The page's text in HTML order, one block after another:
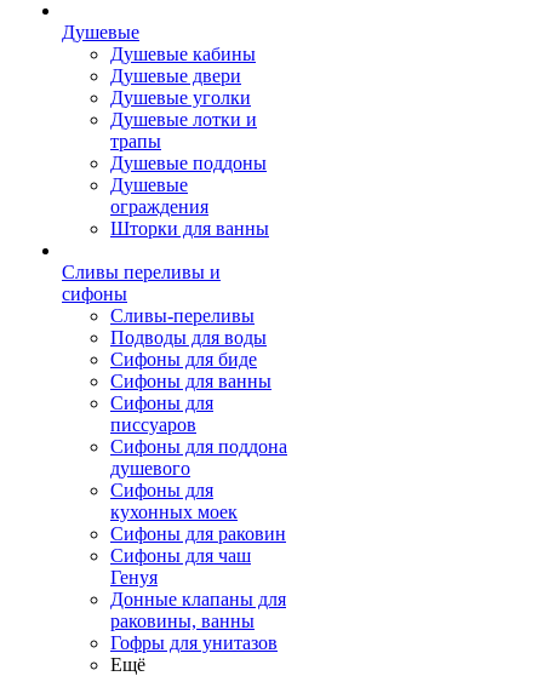
Душевые
Душевые кабины
Душевые двери
Душевые уголки
Душевые лотки и
трапы
Душевые поддоны
Душевые
ограждения
Шторки для ванны
Сливы переливы и
сифоны
Сливы-переливы
Подводы для воды
Сифоны для биде
Сифоны для ванны
Сифоны для
писсуаров
Сифоны для поддона
душевого
Сифоны для
кухонных моек
Сифоны для раковин
Сифоны для чаш
Генуя
Донные клапаны для
раковины, ванны
Гофры для унитазов
Ещё